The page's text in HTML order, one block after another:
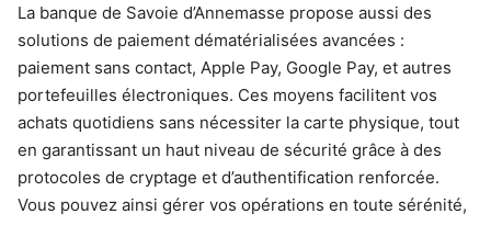
La banque de Savoie d’Annemasse propose aussi des
solutions de paiement dématérialisées avancées :
paiement sans contact, Apple Pay, Google Pay, et autres
portefeuilles électroniques. Ces moyens facilitent vos
achats quotidiens sans nécessiter la carte physique, tout
en garantissant un haut niveau de sécurité grâce à des
protocoles de cryptage et d’authentification renforcée.
Vous pouvez ainsi gérer vos opérations en toute sérénité,